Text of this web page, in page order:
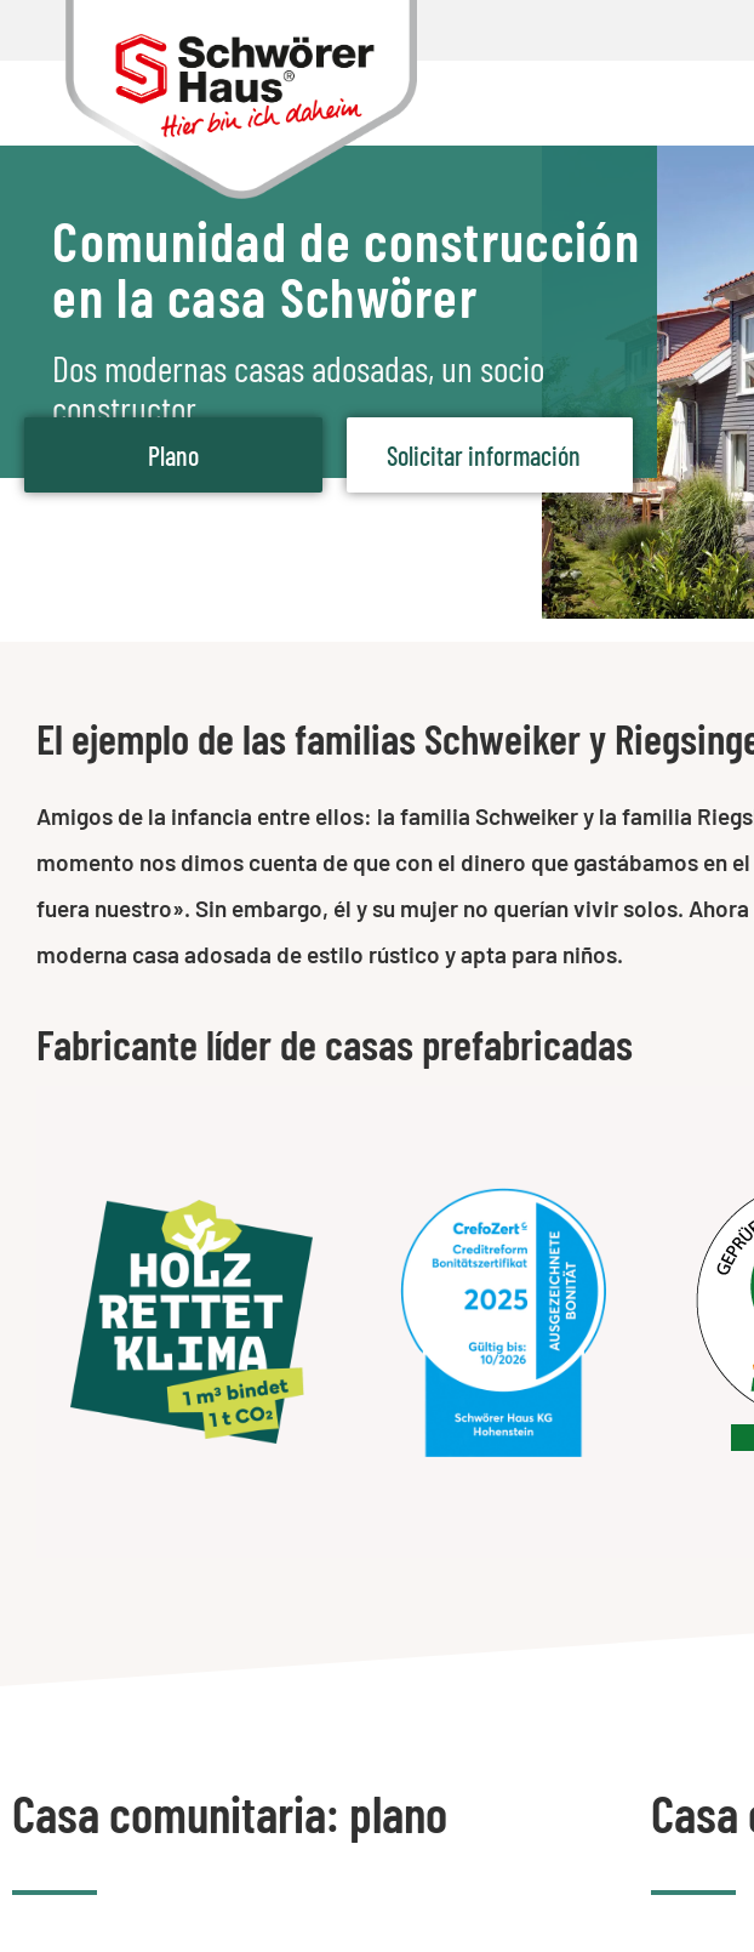
Comunidad de construcción
en la casa Schwörer
Dos modernas casas adosadas, un socio
constructor
Plano Solicitar información
El ejemplo de las familias Schweiker y
Amigos de la infancia entre ellos: la familia Schweiker y la familia
momento nos dimos cuenta de que con el dinero que gastábamos en
fuera nuestro». Sin embargo, él y su mujer no querían vivir solos.
moderna casa adosada de estilo rústico y apta para niños.
Fabricante líder de casas prefabricadas
Casa comunitaria: plano